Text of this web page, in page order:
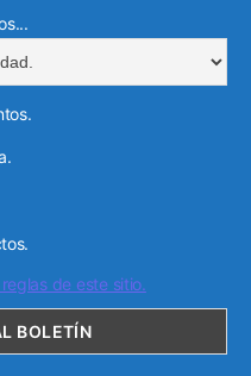
de este sitio.